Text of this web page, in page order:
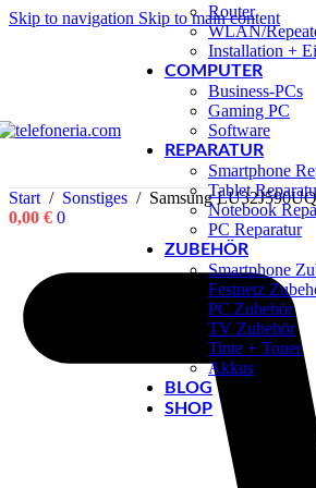
Skip to navigation Skip to main content
Router
WLAN/
Installation +
COMPUTER
Business-PCs
Gaming PC
Software
REPARATUR
Smartphone
Tablet
Notebook
PC Reparatur
ZUBEHÖR
Smartphone
Festnetz
PC Zubehör
TV Zubehör
Tinte + Toner
Akkus
BLOG
SHOP
Start / Sonstiges / Samsung
0,00 € 0